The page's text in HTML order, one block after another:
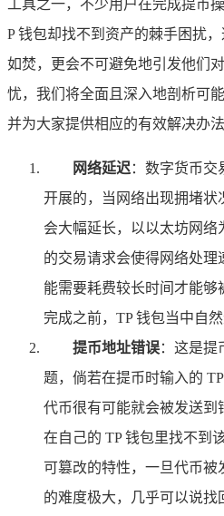
工具之一，不少用户在完成提币
P 钱包却找不到资产的棘手困扰
如焚，更会不可避免地引发他们
忧，我们将全面且深入地剖析可
并为大家提供相应的有效解决办法
网络延迟：数字货币交
开展的，当网络出现拥堵状
会大幅延长，以以太坊网
的交易请求会使得网络处
能需要耗费较长时间才能够
完成之前，TP 钱包当中自
提币地址错误：这是提
题，倘若在提币时输入的
代币很有可能就会被发送
在自己的 TP 钱包里找不到
可篡改的特性，一旦代币被
的难度极大，几乎可以说找